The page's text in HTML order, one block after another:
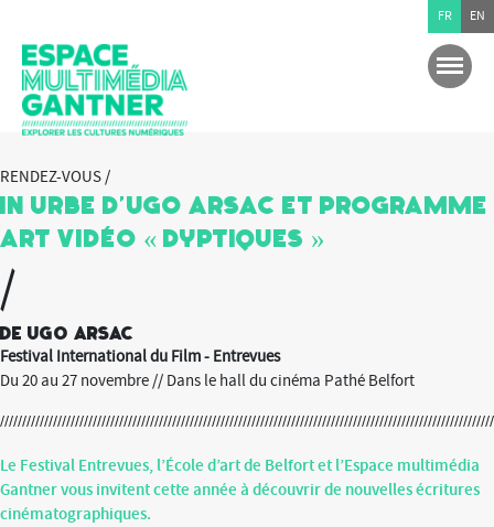
RENDEZ-VOUS /
In Urbe d’Ugo Arsac et programme
Art Vidéo « Dyptiques »
/
de Ugo Arsac
Festival International du Film - Entrevues
Du 20 au 27 novembre // Dans le hall du cinéma Pathé Belfort
Le Festival Entrevues, l’École d’art de Belfort et l’Espace multimédia
Gantner vous invitent cette année à découvrir de nouvelles écritures
cinématographiques.
FR EN